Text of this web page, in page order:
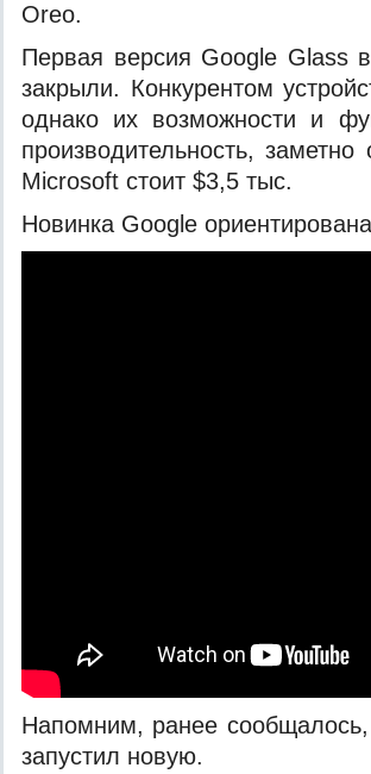
Oreo.
Первая версия Google Glass
закрыли. Конкурентом
однако их возможности и
производительность,
Microsoft стоит $3,5 тыс.
Новинка Google
Напомним, ранее
запустил новую.